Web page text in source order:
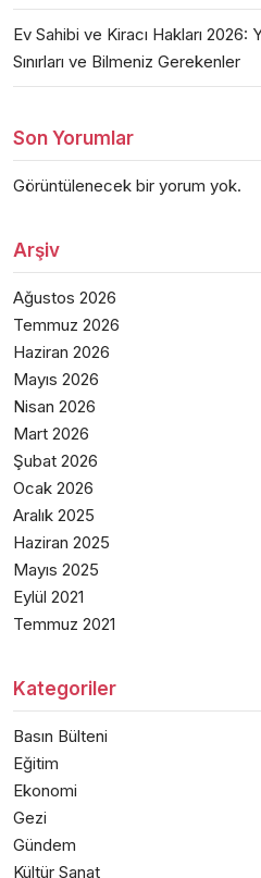
Ev Sahibi ve Kiracı Hakları 2026:
Sınırları ve Bilmeniz Gerekenler
Son Yorumlar
Görüntülenecek bir yorum yok.
Arşiv
Ağustos 2026
Temmuz 2026
Haziran 2026
Mayıs 2026
Nisan 2026
Mart 2026
Şubat 2026
Ocak 2026
Aralık 2025
Haziran 2025
Mayıs 2025
Eylül 2021
Temmuz 2021
Kategoriler
Basın Bülteni
Eğitim
Ekonomi
Gezi
Gündem
Kültür Sanat